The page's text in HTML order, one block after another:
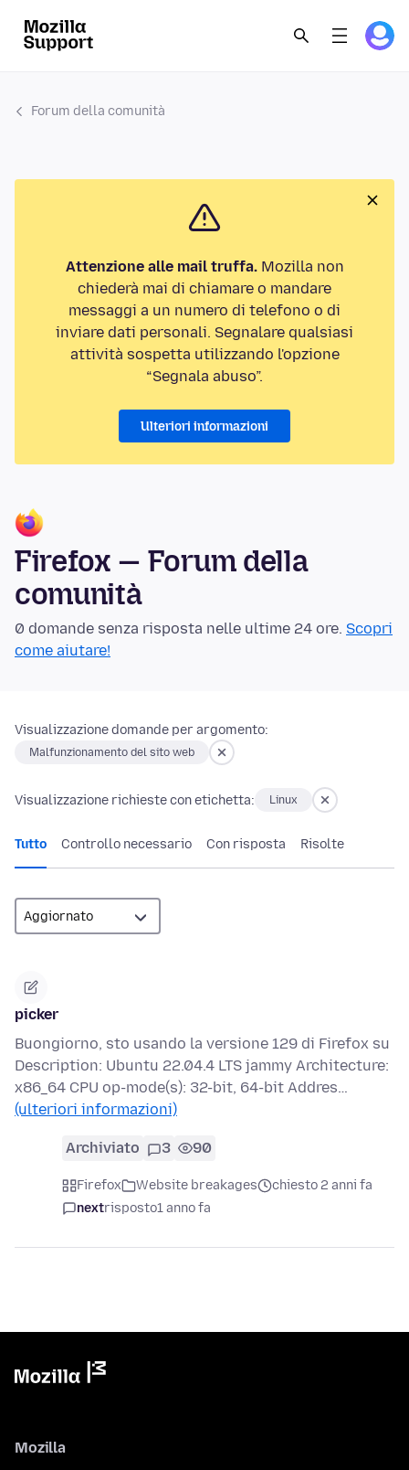
Forum della comunità
Attenzione alle mail truffa.Mozilla non
chiederà mai di chiamare o mandare
messaggi a un numero di telefono o di
inviare dati personali. Segnalare qualsiasi
attività sospetta utilizzando l'opzione
“Segnala abuso”.
Ulteriori informazioni
Firefox — Forum della
comunità
0 domande senza risposta nelle ultime 24 ore. Scopri
come aiutare!
Visualizzazione domande per argomento:
Malfunzionamento del sito web
Visualizzazione richieste con etichetta: Linux
Tutto Controllo necessario Con risposta Risolte
picker
Buongiorno, sto usando la versione 129 di Firefox su
Description: Ubuntu 22.04.4 LTS jammy Architecture:
x86_64 CPU op-mode(s): 32-bit, 64-bit Addres…
(ulteriori informazioni)
Archiviato 3 90
Firefox Website breakages
chiesto 2 anni fa
nextrisposto1 anno fa
Mozilla